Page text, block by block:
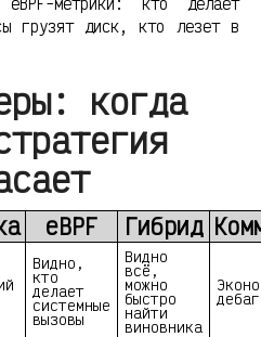
грузят диск, кто лезет в
когда
eBPF Гибрид
Видно,
кто
делает
системные
вызовы
Видно
всё,
можно
быстро
найти
виновника